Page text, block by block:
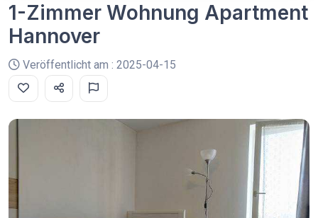
1-Zimmer Wohnung Apartment
Hannover
Veröffentlicht am : 2025-04-15